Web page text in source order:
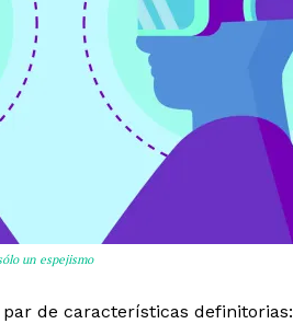
un espejismo
de características definitorias: